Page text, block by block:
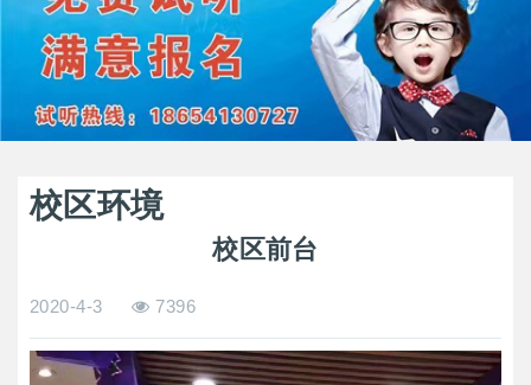
校区环境
校区前台
2020-4-3 7396